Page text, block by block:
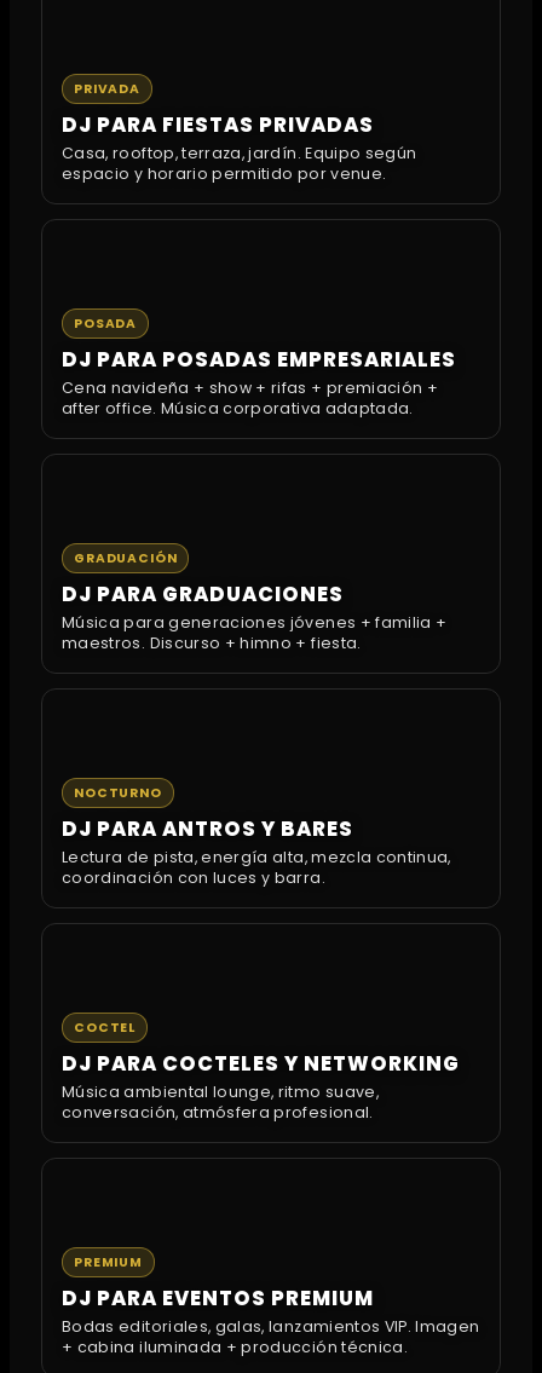
PRIVADA
DJ PARA FIESTAS PRIVADAS
Casa, rooftop, terraza, jardín. Equipo según
espacio y horario permitido por venue.
POSADA
DJ PARA POSADAS EMPRESARIALES
Cena navideña + show + rifas + premiación +
after office. Música corporativa adaptada.
GRADUACIÓN
DJ PARA GRADUACIONES
Música para generaciones jóvenes + familia +
maestros. Discurso + himno + fiesta.
NOCTURNO
DJ PARA ANTROS Y BARES
Lectura de pista, energía alta, mezcla continua,
coordinación con luces y barra.
COCTEL
DJ PARA COCTELES Y NETWORKING
Música ambiental lounge, ritmo suave,
conversación, atmósfera profesional.
PREMIUM
DJ PARA EVENTOS PREMIUM
Bodas editoriales, galas, lanzamientos VIP. Imagen
+ cabina iluminada + producción técnica.